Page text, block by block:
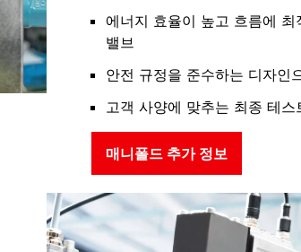
에너지 효율이 높고 흐름에
밸브
안전 규정을 준수하는 디자인
고객 사양에 맞추는 최종 테스
매니폴드 추가 정보